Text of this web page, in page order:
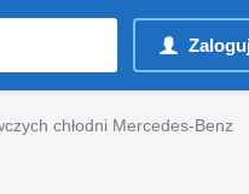
chłodni Mercedes-Benz